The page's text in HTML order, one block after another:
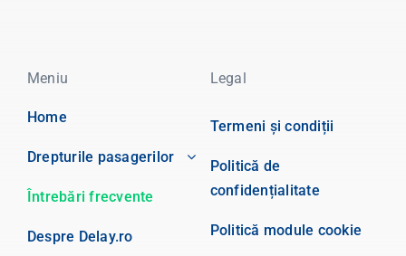
Meniu
Home
Drepturile pasagerilor
Întrebări frecvente
Despre Delay.ro
Legal
Termeni și condiții
Politică de
confidențialitate
Politică module cookie